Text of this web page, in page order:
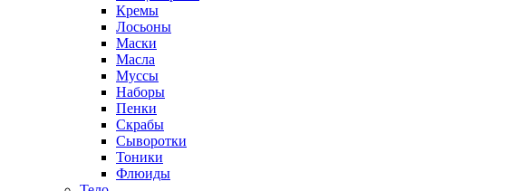
Кремы
Лосьоны
Маски
Масла
Муссы
Наборы
Пенки
Скрабы
Сыворотки
Тоники
Флюиды